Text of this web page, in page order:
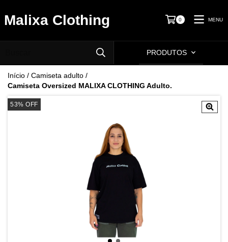
Malixa Clothing 0 MENU
PRODUTOS
Início / Camiseta adulto /
Camiseta Oversized MALIXA CLOTHING Adulto.
53% OFF